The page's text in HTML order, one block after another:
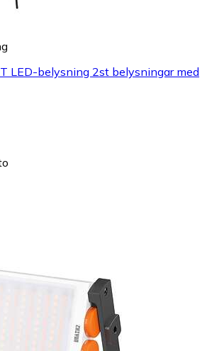
LED-belysning 2st belysningar med